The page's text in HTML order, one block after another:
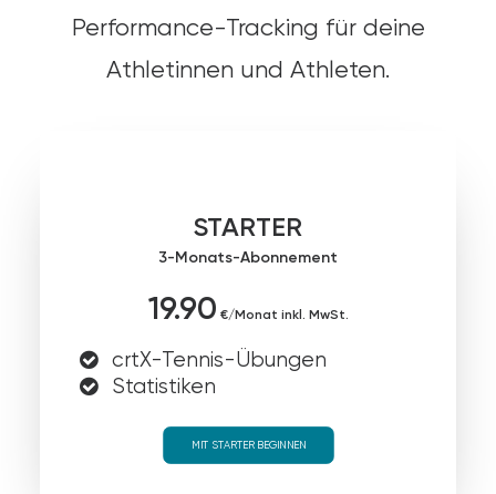
Performance-Tracking für deine
Athletinnen und Athleten.
STARTER
3-Monats-Abonnement
19.90 €/Monat inkl. MwSt.
crtX-Tennis-Übungen
Statistiken
MIT STARTER BEGINNEN